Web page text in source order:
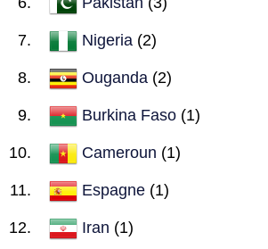
Nigeria (2)
Ouganda (2)
Burkina Faso (1)
Cameroun (1)
Espagne (1)
Iran (1)